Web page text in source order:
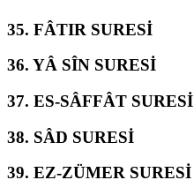
35. FÂTIR SURESİ
36. YÂ SÎN SURESİ
37. ES-SÂFFÂT SURESİ
38. SÂD SURESİ
39. EZ-ZÜMER SURESİ